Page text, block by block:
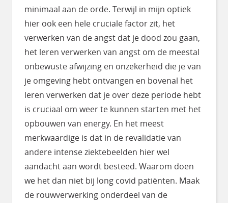
minimaal aan de orde. Terwijl in mijn optiek
hier ook een hele cruciale factor zit, het
verwerken van de angst dat je dood zou gaan,
het leren verwerken van angst om de meestal
onbewuste afwijzing en onzekerheid die je van
je omgeving hebt ontvangen en bovenal het
leren verwerken dat je over deze periode hebt
is cruciaal om weer te kunnen starten met het
opbouwen van energy. En het meest
merkwaardige is dat in de revalidatie van
andere intense ziektebeelden hier wel
aandacht aan wordt besteed. Waarom doen
we het dan niet bij long covid patiënten. Maak
de rouwverwerking onderdeel van de